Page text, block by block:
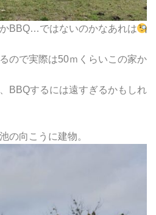
BBQ…ではないのかなあれは
ので実際は50ｍくらいこの家か
BBQするには遠すぎるかもしれ
の向こうに建物。